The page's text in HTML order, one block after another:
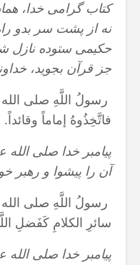
كتاب گرامى خدا،
نه از پشت سر بدو
حكيمى ستوده نازل
جز قرآن بجويد،
رسولُ اللَّهِ صلى الله
فاتَّخِذُوهُ إماماً وقائداً.
پيامبر خدا صلى الله
آن را پيشوا و رهبر
رسولُ اللَّهِ صلى
سائرِ الكلامِ كَفَضلِ
پيامبر خدا صلى الله